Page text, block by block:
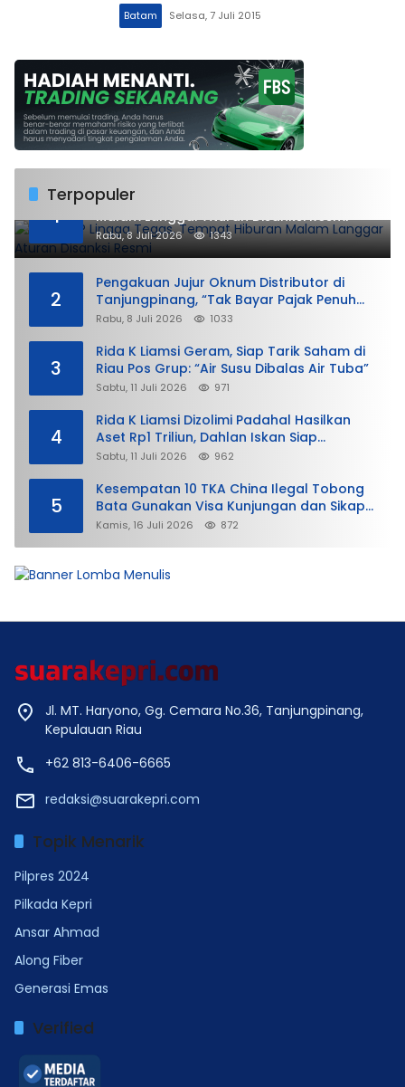
Batam Selasa, 7 Juli 2015
Terpopuler
1
DPMPTSP Lingga Tegas, Tempat Hiburan
Malam Langgar Aturan Disanksi Resmi
Rabu, 8 Juli 2026 1343
2
Pengakuan Jujur Oknum Distributor di
Tanjungpinang, “Tak Bayar Pajak Penuh
demi Untung”
Rabu, 8 Juli 2026 1033
3
Rida K Liamsi Geram, Siap Tarik Saham di
Riau Pos Grup: “Air Susu Dibalas Air Tuba”
Sabtu, 11 Juli 2026 971
4
Rida K Liamsi Dizolimi Padahal Hasilkan
Aset Rp1 Triliun, Dahlan Iskan Siap
Membela
Sabtu, 11 Juli 2026 962
5
Kesempatan 10 TKA China Ilegal Tobong
Bata Gunakan Visa Kunjungan dan Sikap
Lunak Ditjen Imigrasi Kepri?
Kamis, 16 Juli 2026 872
Jl. MT. Haryono, Gg. Cemara No.36, Tanjungpinang,
Kepulauan Riau
+62 813-6406-6665
redaksi@suarakepri.com
Topik Menarik
Pilpres 2024
Pilkada Kepri
Ansar Ahmad
Along Fiber
Generasi Emas
Verified